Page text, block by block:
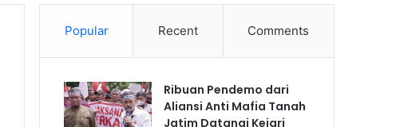
Popular Recent Comments
Ribuan Pendemo dari
Aliansi Anti Mafia Tanah
Jatim Datangi Kejari